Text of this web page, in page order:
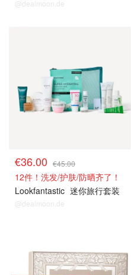
@dealmoon.de
€36.00 €45.00
12件！洗发/护肤/防晒齐了！
Lookfantastic 迷你旅行套装
@dealmoon.de